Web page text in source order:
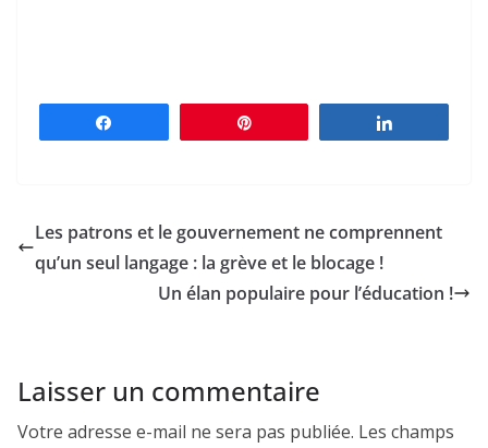
Les patrons et le gouvernement ne comprennent
qu’un seul langage : la grève et le blocage !
Un élan populaire pour l’éducation !
Laisser un commentaire
Votre adresse e-mail ne sera pas publiée. Les champs